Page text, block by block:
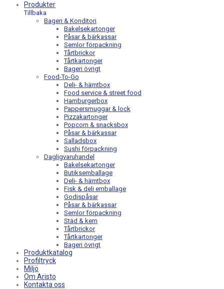
Produkter
Tillbaka
Bageri & Konditori
Bakelsekartonger
Påsar & bärkassar
Semlor förpackning
Tårtbrickor
Tårtkartonger
Bageri övrigt
Food-To-Go
Deli- & hämtbox
Food service & street food
Hamburgerbox
Pappersmuggar & lock
Pizzakartonger
Popcorn & snacksbox
Påsar & bärkassar
Salladsbox
Sushi förpackning
Dagligvaruhandel
Bakelsekartonger
Butiksemballage
Deli- & hämtbox
Fisk & deli emballage
Godispåsar
Påsar & bärkassar
Semlor förpackning
Städ & kem
Tårtbrickor
Tårtkartonger
Bageri övrigt
Produktkatalog
Profiltryck
Miljö
Om Aristo
Kontakta oss